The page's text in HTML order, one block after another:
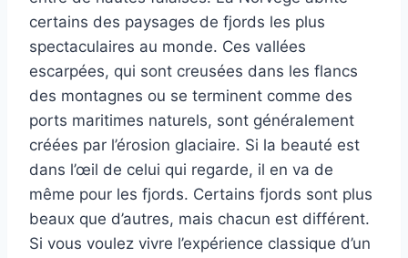
certains des paysages de fjords les plus
spectaculaires au monde. Ces vallées
escarpées, qui sont creusées dans les flancs
des montagnes ou se terminent comme des
ports maritimes naturels, sont généralement
créées par l’érosion glaciaire. Si la beauté est
dans l’œil de celui qui regarde, il en va de
même pour les fjords. Certains fjords sont plus
beaux que d’autres, mais chacun est différent.
Si vous voulez vivre l’expérience classique d’un